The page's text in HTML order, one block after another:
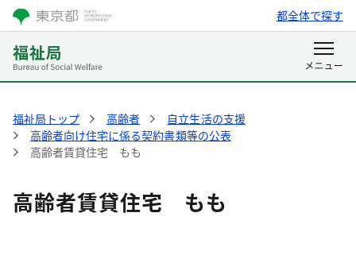
都全体で探す
福祉局トップ 高齢者
自立生活の支援
高齢者向け住宅に係る契約書類等の公表
高齢者賃貸住宅 もも
高齢者賃貸住宅 もも